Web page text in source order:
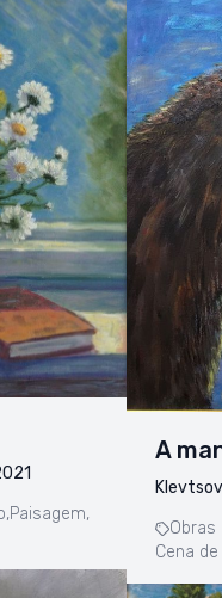
Paisagem,
A
Obras
Cena